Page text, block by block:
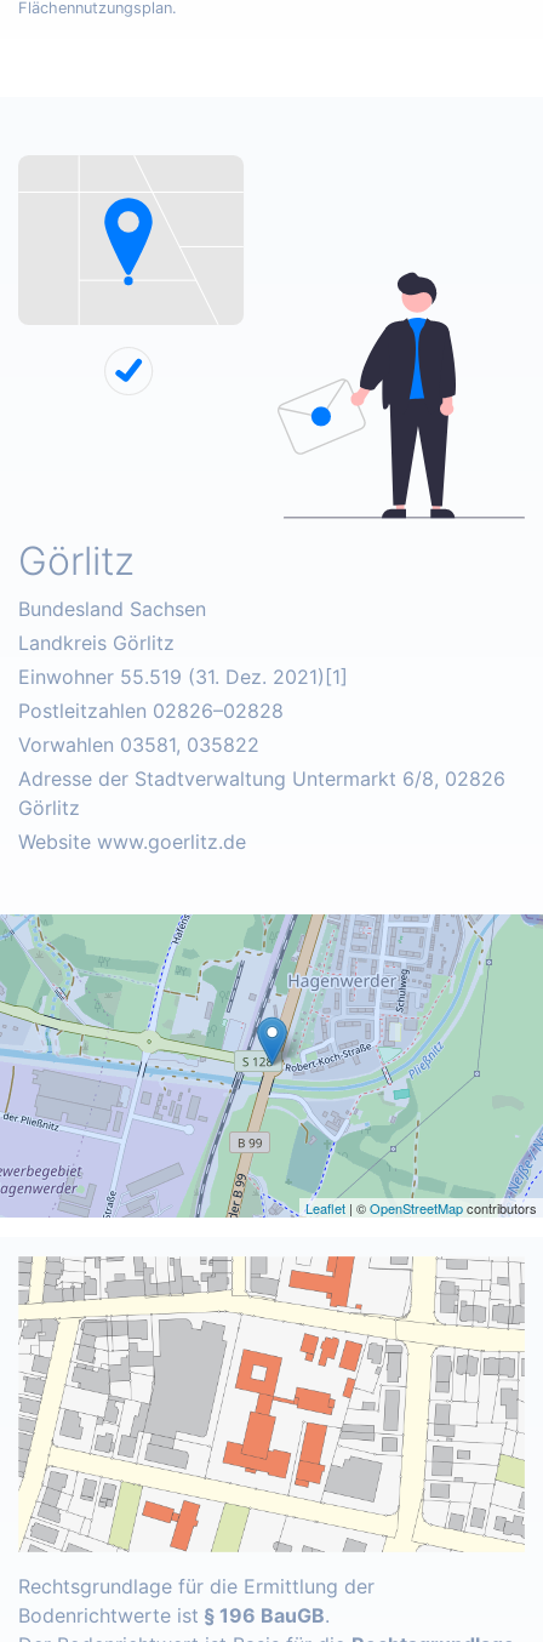
Flächennutzungsplan.
Görlitz
Bundesland Sachsen
Landkreis Görlitz
Einwohner 55.519 (31. Dez. 2021)[1]
Postleitzahlen 02826–02828
Vorwahlen 03581, 035822
Adresse der Stadtverwaltung Untermarkt 6/8, 02826
Görlitz
Website www.goerlitz.de
Leaflet | ©OpenStreetMapcontributors
Rechtsgrundlage für die Ermittlung der
Bodenrichtwerte ist § 196 BauGB.